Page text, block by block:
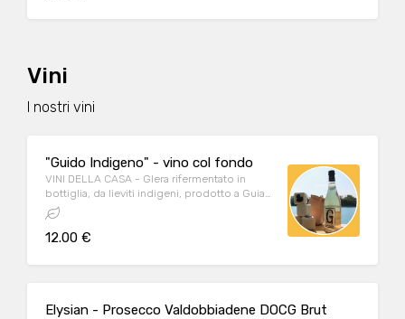
Vini
I nostri vini
"Guido Indigeno" - vino col fondo
VINI DELLA CASA - Glera rifermentato in
bottiglia, da lieviti indigeni, prodotto a Guia
di Valdobbiadene (10,5 % vol)
12.00 €
Elysian - Prosecco Valdobbiadene DOCG Brut